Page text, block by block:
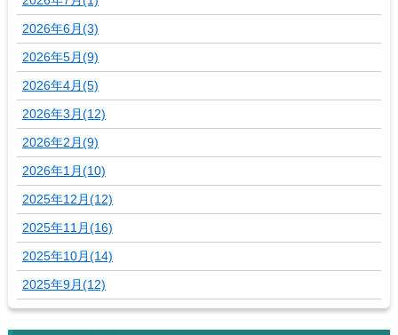
2026年6月(3)
2026年5月(9)
2026年4月(5)
2026年3月(12)
2026年2月(9)
2026年1月(10)
2025年12月(12)
2025年11月(16)
2025年10月(14)
2025年9月(12)